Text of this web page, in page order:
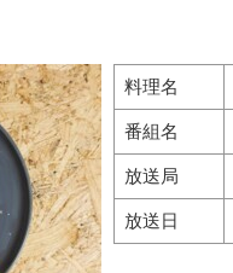
料理名
番組名
放送局
放送日